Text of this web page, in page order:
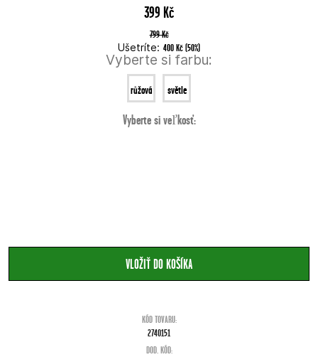
399 Kč
799 Kč
Ušetríte: 400 Kč (50%)
Vyberte si farbu:
růžová světle
modrá
Vyberte si veľkosť:
KÓD TOVARU:
2740151
DOD. KÓD: